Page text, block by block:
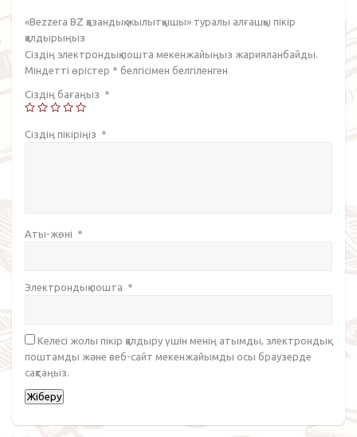
«Bezzera BZ қазандық жылытқышы» туралы алғашқы пікір
қалдырыңыз
Сіздің электрондық пошта мекенжайыңыз жарияланбайды.
Міндетті өрістер * белгісімен белгіленген
Сіздің бағаңыз *
Сіздің пікіріңіз *
Аты-жөні *
Электрондық пошта *
Келесі жолы пікір қалдыру үшін менің атымды, электрондық
поштамды және веб-сайт мекенжайымды осы браузерде
сақтаңыз.